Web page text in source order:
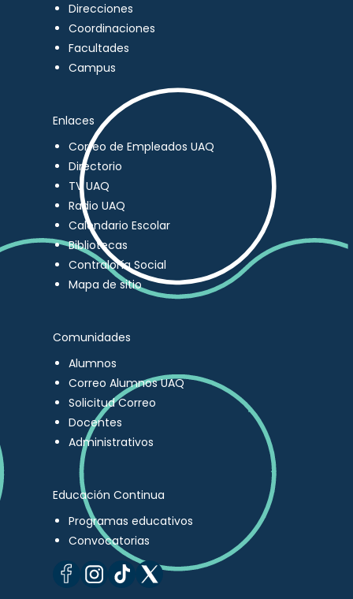
Direcciones
Coordinaciones
Facultades
Campus
Enlaces
Correo de Empleados UAQ
Directorio
TV UAQ
Radio UAQ
Calendario Escolar
Bibliotecas
Contraloría Social
Mapa de sitio
Comunidades
Alumnos
Correo Alumnos UAQ
Solicitud Correo
Docentes
Administrativos
Educación Continua
Programas educativos
Convocatorias